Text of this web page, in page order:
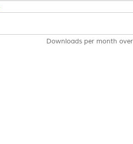
Downloads per month